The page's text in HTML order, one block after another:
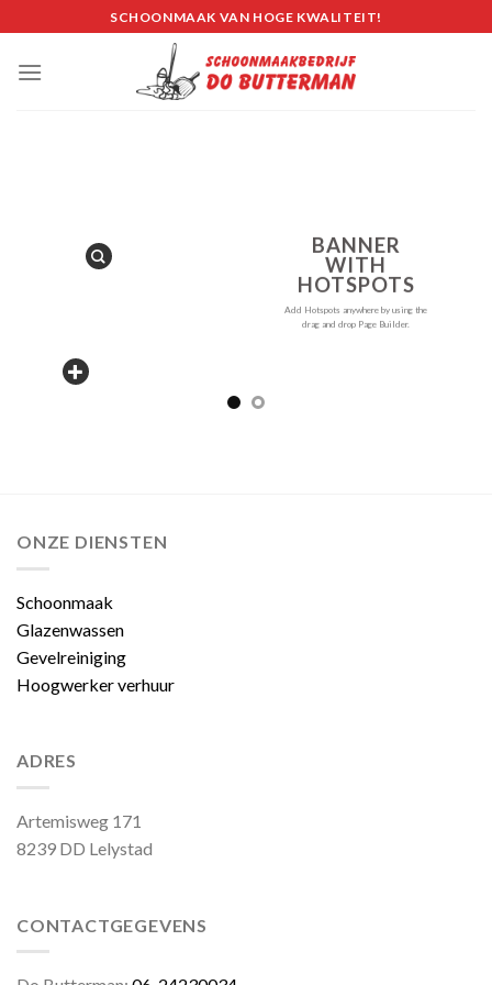
to
content
SCHOONMAAK VAN HOGE KWALITEIT!
BANNER
WITH
HOTSPOTS
Add Hotspots anywhere by using the
drag and drop Page Builder.
ONZE DIENSTEN
Schoonmaak
Glazenwassen
Gevelreiniging
Hoogwerker verhuur
ADRES
Artemisweg 171
8239 DD Lelystad
CONTACTGEGEVENS